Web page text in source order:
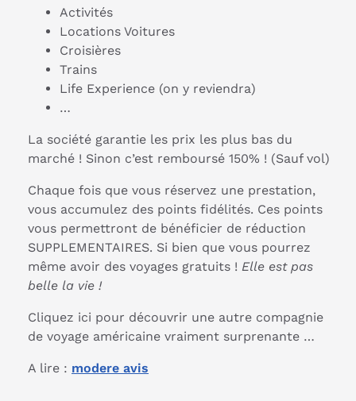
Activités
Locations Voitures
Croisières
Trains
Life Experience (on y reviendra)
…
La société garantie les prix les plus bas du
marché ! Sinon c’est remboursé 150% ! (Sauf vol)
Chaque fois que vous réservez une prestation,
vous accumulez des points fidélités. Ces points
vous permettront de bénéficier de réduction
SUPPLEMENTAIRES. Si bien que vous pourrez
même avoir des voyages gratuits ! Elle est pas
belle la vie !
Cliquez ici pour découvrir une autre compagnie
de voyage américaine vraiment surprenante …
A lire : modere avis